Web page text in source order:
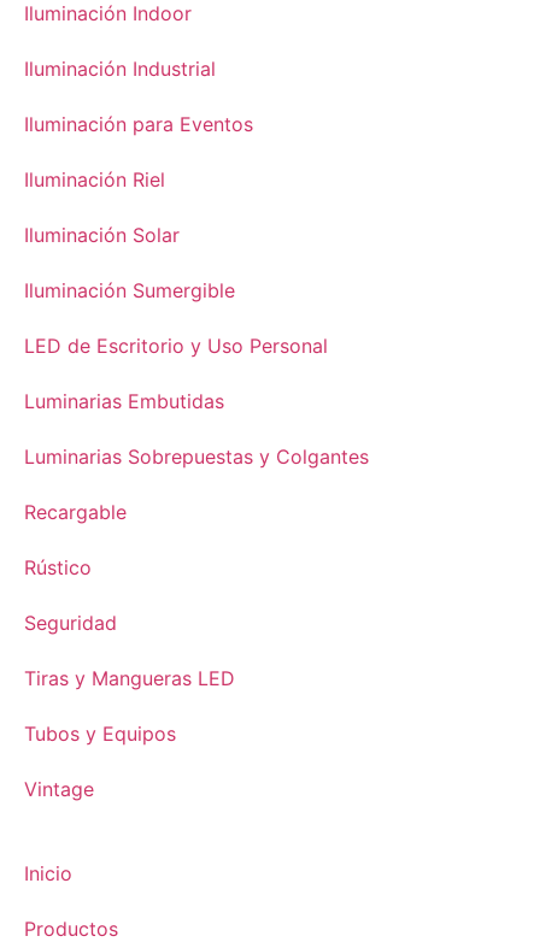
Iluminación Indoor
Iluminación Industrial
Iluminación para Eventos
Iluminación Riel
Iluminación Solar
Iluminación Sumergible
LED de Escritorio y Uso Personal
Luminarias Embutidas
Luminarias Sobrepuestas y Colgantes
Recargable
Rústico
Seguridad
Tiras y Mangueras LED
Tubos y Equipos
Vintage
Inicio
Productos